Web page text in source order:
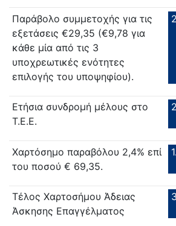
Παράβολο συμμετοχής για τις
εξετάσεις €29,35 (€9,78 για
κάθε μία από τις 3
υποχρεωτικές ενότητες
επιλογής του υποψηφίου).
Ετήσια συνδρομή μέλους στο
Τ.Ε.Ε.
Χαρτόσημο παραβόλου 2,4% επί
του ποσού € 69,35.
Τέλος Χαρτοσήμου Άδειας
Άσκησης Επαγγέλματος